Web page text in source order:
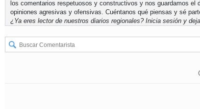
los comentarios respetuosos y constructivos y nos guardamos el
opiniones agresivas y ofensivas. Cuéntanos qué piensas y sé
¿Ya eres lector de nuestros diarios regionales? Inicia sesión y